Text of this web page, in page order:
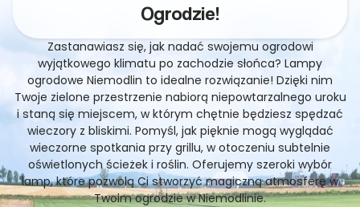
Ogrodzie!
Zastanawiasz się, jak nadać swojemu ogrodowi
wyjątkowego klimatu po zachodzie słońca? Lampy
ogrodowe Niemodlin to idealne rozwiązanie! Dzięki nim
Twoje zielone przestrzenie nabiorą niepowtarzalnego uroku
i staną się miejscem, w którym chętnie będziesz spędzać
wieczory z bliskimi. Pomyśl, jak pięknie mogą wyglądać
wieczorne spotkania przy grillu, w otoczeniu subtelnie
oświetlonych ścieżek i roślin. Oferujemy szeroki wybór
lamp, które pozwolą Ci stworzyć magiczną atmosferę w
Twoim ogrodzie w Niemodlinie.